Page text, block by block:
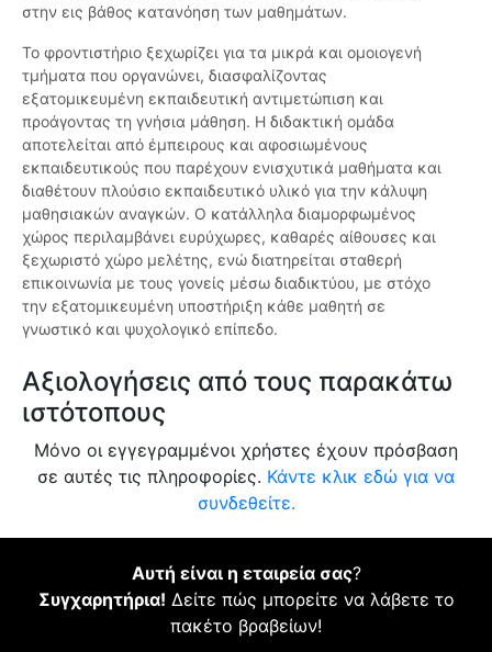
στην εις βάθος κατανόηση των μαθημάτων.
Το φροντιστήριο ξεχωρίζει για τα μικρά και ομοιογενή
τμήματα που οργανώνει, διασφαλίζοντας
εξατομικευμένη εκπαιδευτική αντιμετώπιση και
προάγοντας τη γνήσια μάθηση. Η διδακτική ομάδα
αποτελείται από έμπειρους και αφοσιωμένους
εκπαιδευτικούς που παρέχουν ενισχυτικά μαθήματα και
διαθέτουν πλούσιο εκπαιδευτικό υλικό για την κάλυψη
μαθησιακών αναγκών. Ο κατάλληλα διαμορφωμένος
χώρος περιλαμβάνει ευρύχωρες, καθαρές αίθουσες και
ξεχωριστό χώρο μελέτης, ενώ διατηρείται σταθερή
επικοινωνία με τους γονείς μέσω διαδικτύου, με στόχο
την εξατομικευμένη υποστήριξη κάθε μαθητή σε
γνωστικό και ψυχολογικό επίπεδο.
Αξιολογήσεις από τους παρακάτω
ιστότοπους
Μόνο οι εγγεγραμμένοι χρήστες έχουν πρόσβαση
σε αυτές τις πληροφορίες. Κάντε κλικ εδώ για να
συνδεθείτε.
Αυτή είναι η εταιρεία σας?
Συγχαρητήρια! Δείτε πώς μπορείτε να λάβετε το
πακέτο βραβείων!